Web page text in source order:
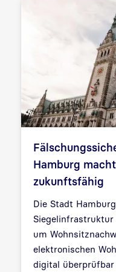
Hamburg
zukunftsfähig
Die Stadt
Siegelinfrastruktur
um
elektronischen
digital überprüfbar